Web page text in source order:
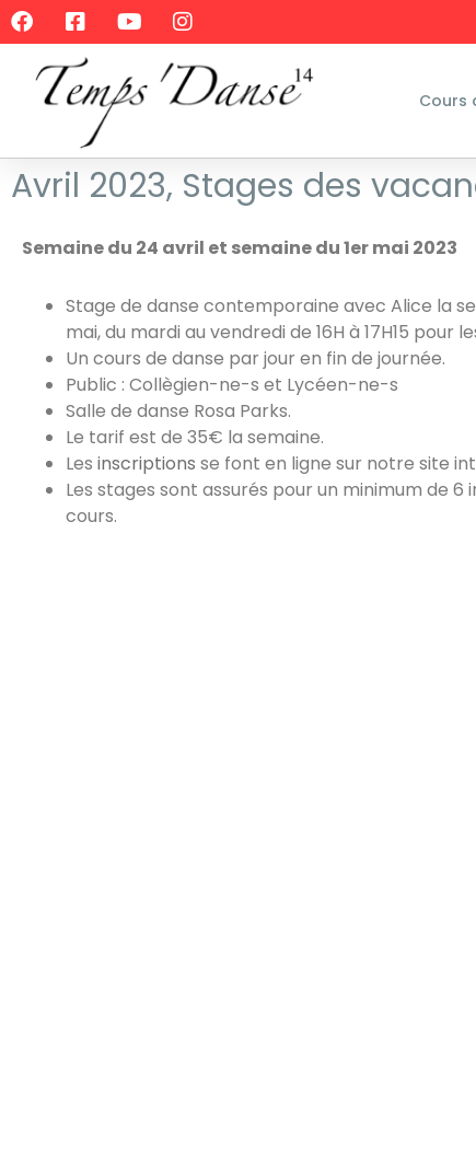
Cours
Avril 2023, Stages des
Semaine du 24 avril et semainedu 1er mai 2023
Stage de danse contemporaine avec Alice la
mai, du mardi au vendredi de 16H à 17H15 pour
Un cours de danse par jour en fin de journée.
Public : Collègien-ne-s et Lycéen-ne-s
Salle de danse Rosa Parks.
Le tarif est de 35€ la semaine.
Les inscriptions se font en ligne sur notre site
Les stages sont assurés pour un minimum de 6
cours.